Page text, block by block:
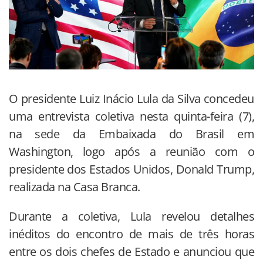
O presidente Luiz Inácio Lula da Silva concedeu
uma entrevista coletiva nesta quinta-feira (7),
na sede da Embaixada do Brasil em
Washington, logo após a reunião com o
presidente dos Estados Unidos, Donald Trump,
realizada na Casa Branca.
Durante a coletiva, Lula revelou detalhes
inéditos do encontro de mais de três horas
entre os dois chefes de Estado e anunciou que